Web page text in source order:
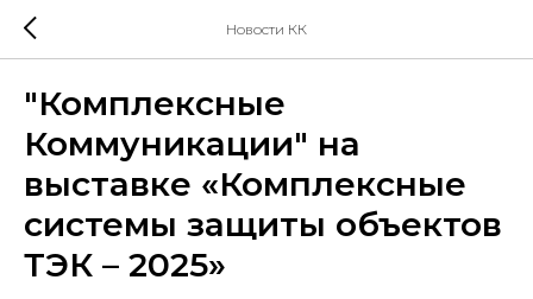
Новости КК
"Комплексные
Коммуникации" на
выставке «Комплексные
системы защиты объектов
ТЭК – 2025»